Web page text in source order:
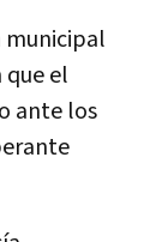
municipal
el
ante los